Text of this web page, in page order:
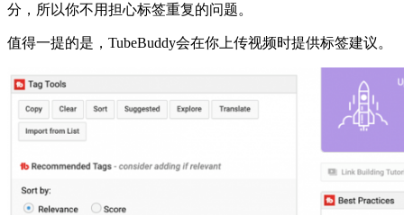
分，所以你不用担心标签重复的问题。
值得一提的是，TubeBuddy会在你上传视频时提供标签建议。